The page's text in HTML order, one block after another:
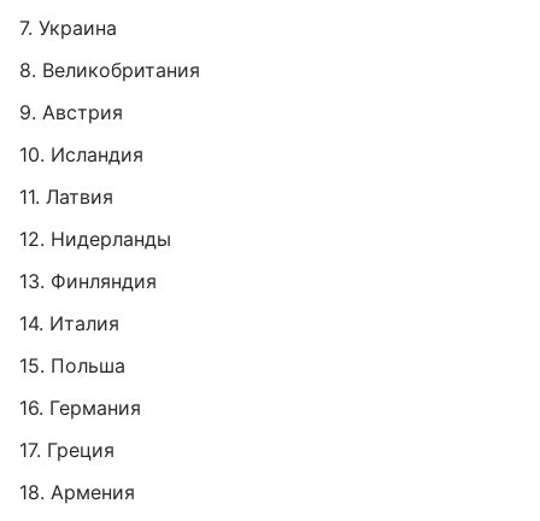
7. Украина
8. Великобритания
9. Австрия
10. Исландия
11. Латвия
12. Нидерланды
13. Финляндия
14. Италия
15. Польша
16. Германия
17. Греция
18. Армения